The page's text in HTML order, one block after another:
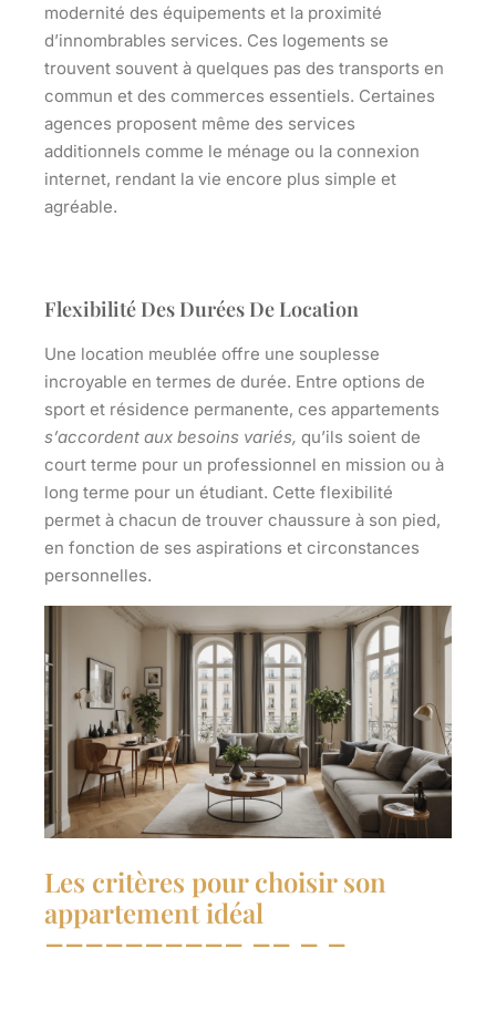
modernité des équipements et la proximité
d’innombrables services. Ces logements se
trouvent souvent à quelques pas des transports en
commun et des commerces essentiels. Certaines
agences proposent même des services
additionnels comme le ménage ou la connexion
internet, rendant la vie encore plus simple et
agréable.
Flexibilité Des Durées De Location
Une location meublée offre une souplesse
incroyable en termes de durée. Entre options de
sport et résidence permanente, ces appartements
s’accordent aux besoins variés, qu’ils soient de
court terme pour un professionnel en mission ou à
long terme pour un étudiant. Cette flexibilité
permet à chacun de trouver chaussure à son pied,
en fonction de ses aspirations et circonstances
personnelles.
Les critères pour choisir son
appartement idéal